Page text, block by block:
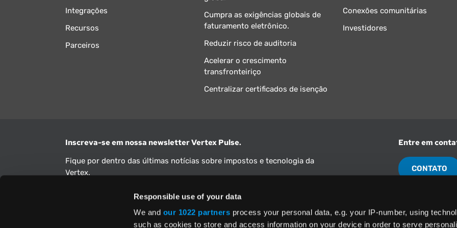
Responsible use of your data
We and our 1022 partners process your personal data, e.g. your IP-number, using
such as cookies to store and access information on your device in order to serve
Integrações
Recursos
Parceiros
Cumpra as exigências globais de
faturamento eletrônico.
Reduzir risco de auditoria
Acelerar o crescimento
transfronteiriço
Centralizar certificados de isenção
Conexões comunitárias
Investidores
Inscreva-se em nossa newsletter Vertex Pulse.
Fique por dentro das últimas notícias sobre impostos e tecnologia da
Vertex.
Sim, compreendo e aceito osTermos e Condiçõese aPolítica de
Entre em
CONTATO
(800) 355-